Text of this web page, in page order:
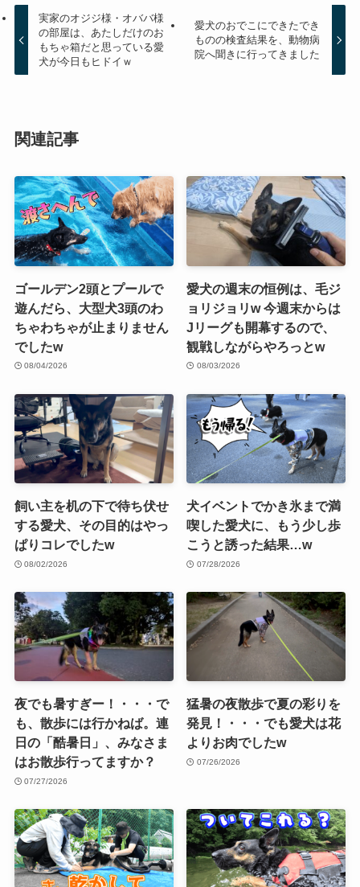
実家のオジジ様・オババ様
の部屋は、あたしだけのお
もちゃ箱だと思っている愛
犬が今日もヒドイｗ
愛犬のおでこにできたでき
ものの検査結果を、動物病
院へ聞きに行ってきました
関連記事
ゴールデン2頭とプールで
遊んだら、大型犬3頭のわ
ちゃわちゃが止まりません
でしたw
08/04/2026
愛犬の週末の恒例は、毛ジ
ョリジョリw 今週末からは
Jリーグも開幕するので、
観戦しながらやろっとw
08/03/2026
飼い主を机の下で待ち伏せ
する愛犬、その目的はやっ
ぱりコレでしたw
08/02/2026
犬イベントでかき氷まで満
喫した愛犬に、もう少し歩
こうと誘った結果…w
07/28/2026
夜でも暑すぎー！・・・で
も、散歩には行かねば。連
日の「酷暑日」、みなさま
はお散歩行ってますか？
07/27/2026
猛暑の夜散歩で夏の彩りを
発見！・・・でも愛犬は花
よりお肉でしたw
07/26/2026